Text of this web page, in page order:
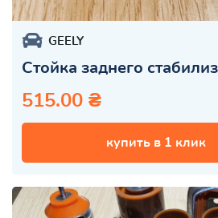
GEELY
Стойка заднего
515.00 ₴
купить в 1 клик